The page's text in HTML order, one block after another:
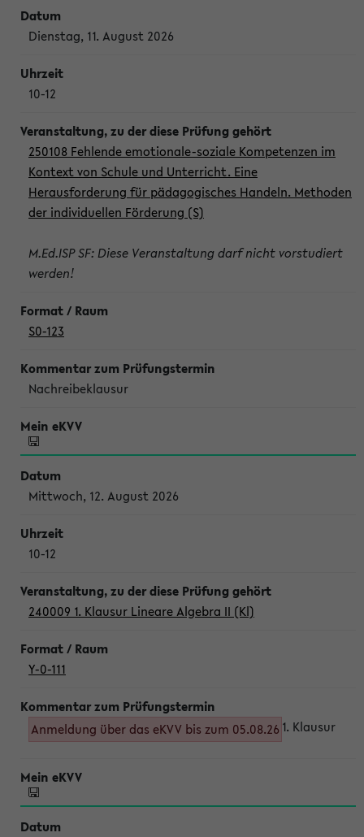
Dienstag, 11. August 2026
10-12
250108 Fehlende emotionale-soziale Kompetenzen im
Kontext von Schule und Unterricht. Eine
Herausforderung für pädagogisches Handeln. Methoden
der individuellen Förderung (S)
M.Ed.ISP SF: Diese Veranstaltung darf nicht vorstudiert
werden!
S0-123
Nachreibeklausur
Mittwoch, 12. August 2026
10-12
240009 1. Klausur Lineare Algebra II (Kl)
Y-0-111
Anmeldung über das eKVV bis zum 05.08.26 1. Klausur